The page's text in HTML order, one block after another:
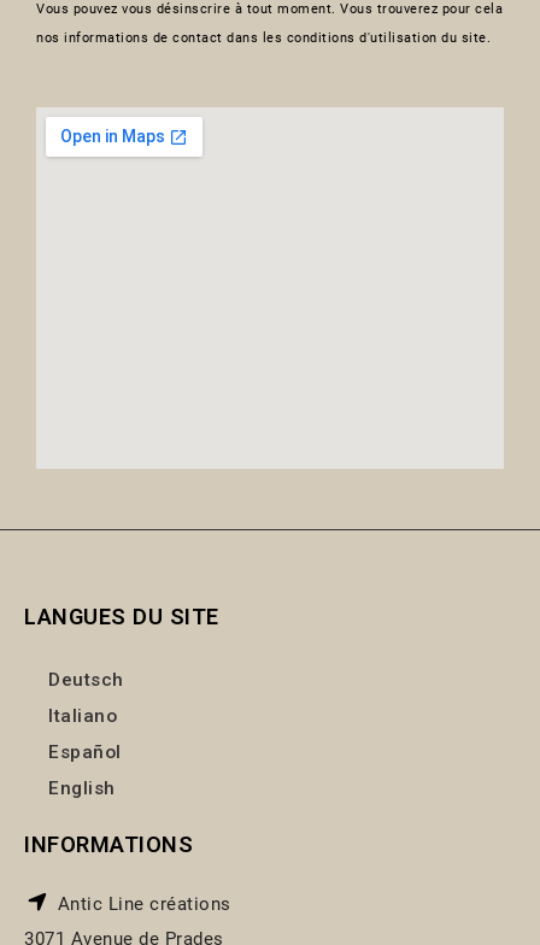
Vous pouvez vous désinscrire à tout moment. Vous trouverez pour cela
nos informations de contact dans les conditions d'utilisation du site.
LANGUES DU SITE
Deutsch
Italiano
Español
English
INFORMATIONS
Antic Line créations
3071 Avenue de Prades